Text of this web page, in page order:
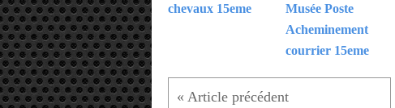
chevaux 15eme
Musée Poste
Acheminement
courrier 15eme